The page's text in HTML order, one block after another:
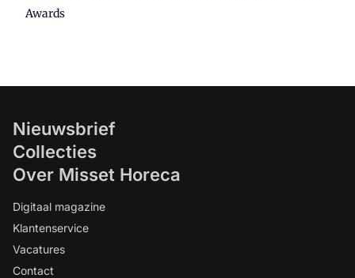
Awards
Nieuwsbrief
Collecties
Over Misset Horeca
Digitaal magazine
Klantenservice
Vacatures
Contact